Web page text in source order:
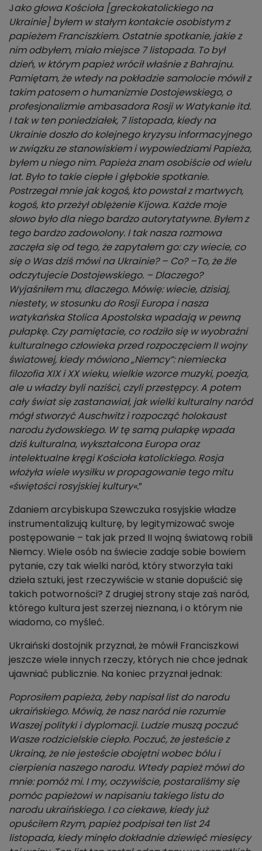
Jako głowa Kościoła [greckokatolickiego na
Ukrainie] byłem w stałym kontakcie osobistym z
papieżem Franciszkiem. Ostatnie spotkanie, jakie z
nim odbyłem, miało miejsce 7 listopada. To był
dzień, w którym papież wrócił właśnie z Bahrajnu.
Pamiętam, że wtedy na pokładzie samolocie mówił z
takim patosem o humanizmie Dostojewskiego, o
profesjonalizmie ambasadora Rosji w Watykanie itd.
I tak w ten poniedziałek, 7 listopada, kiedy na
Ukrainie doszło do kolejnego kryzysu informacyjnego
w związku ze stanowiskiem i wypowiedziami Papieża,
byłem u niego nim. Papieża znam osobiście od wielu
lat. Było to takie ciepłe i głębokie spotkanie.
Postrzegał mnie jak kogoś, kto powstał z martwych,
kogoś, kto przeżył oblężenie Kijowa. Każde moje
słowo było dla niego bardzo autorytatywne. Byłem z
tego bardzo zadowolony. I tak nasza rozmowa
zaczęła się od tego, że zapytałem go: czy wiecie, co
się o Was dziś mówi na Ukrainie? – Co? –To, że źle
odczytujecie Dostojewskiego. – Dlaczego?
Wyjaśniłem mu, dlaczego. Mówię: wiecie, dzisiaj,
niestety, w stosunku do Rosji Europa i nasza
watykańska Stolica Apostolska wpadają w pewną
pułapkę. Czy pamiętacie, co rodziło się w wyobraźni
kulturalnego człowieka przed rozpoczęciem II wojny
światowej, kiedy mówiono „Niemcy”: niemiecka
filozofia XIX i XX wieku, wielkie wzorce muzyki, poezja,
ale u władzy byli naziści, czyli przestępcy. A potem
cały świat się zastanawiał, jak wielki kulturalny naród
mógł stworzyć Auschwitz i rozpocząć holokaust
narodu żydowskiego. W tę samą pułapkę wpada
dziś kulturalna, wykształcona Europa oraz
intelektualne kręgi Kościoła katolickiego. Rosja
włożyła wiele wysiłku w propagowanie tego mitu
«świętości rosyjskiej kultury«.”
Zdaniem arcybiskupa Szewczuka rosyjskie władze
instrumentalizują kulturę, by legitymizować swoje
postępowanie – tak jak przed II wojną światową robili
Niemcy. Wiele osób na świecie zadaje sobie bowiem
pytanie, czy tak wielki naród, który stworzyła taki
dzieła sztuki, jest rzeczywiście w stanie dopuścić się
takich potworności? Z drugiej strony staje zaś naród,
którego kultura jest szerzej nieznana, i o którym nie
wiadomo, co myśleć.
Ukraiński dostojnik przyznał, że mówił Franciszkowi
jeszcze wiele innych rzeczy, których nie chce jednak
ujawniać publicznie. Na koniec przyznał jednak:
Poprosiłem papieża, żeby napisał list do narodu
ukraińskiego. Mówią, że nasz naród nie rozumie
Waszej polityki i dyplomacji. Ludzie muszą poczuć
Wasze rodzicielskie ciepło. Poczuć, że jesteście z
Ukrainą, że nie jesteście obojętni wobec bólu i
cierpienia naszego narodu. Wtedy papież mówi do
mnie: pomóż mi. I my, oczywiście, postaraliśmy się
pomóc papieżowi w napisaniu takiego listu do
narodu ukraińskiego. I co ciekawe, kiedy już
opuściłem Rzym, papież podpisał ten list 24
listopada, kiedy minęło dokładnie dziewięć miesięcy